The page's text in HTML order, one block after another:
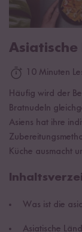
Asiatische
10 Minuten
Häufig wird der
Bratnudeln
Asiens hat ihre
Küche ausmacht
Was ist die
Asiatische